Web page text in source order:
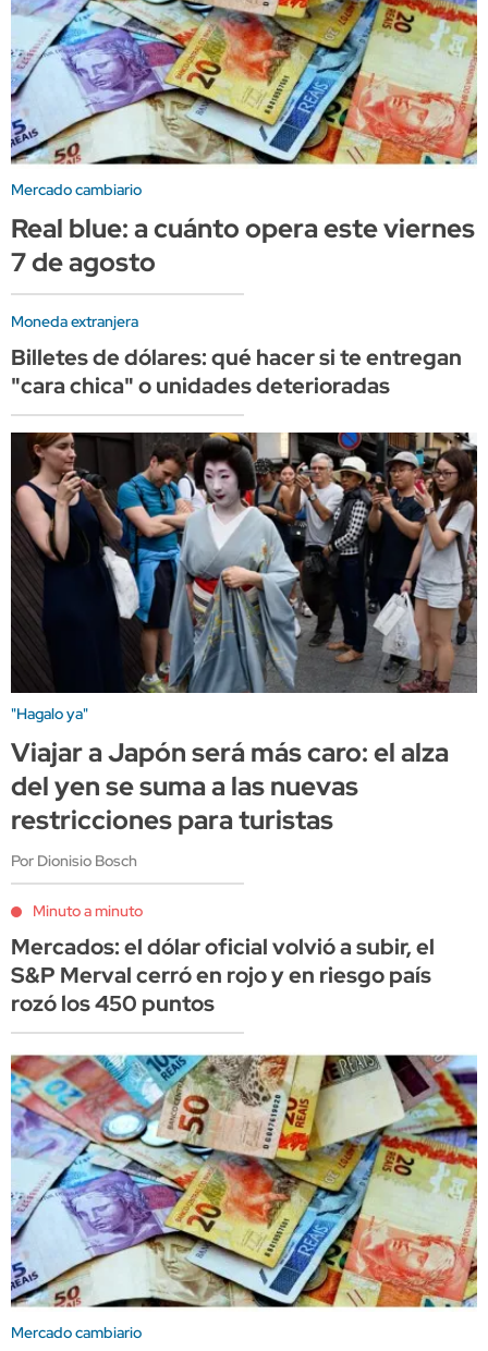
Mercado cambiario
Real blue: a cuánto opera este viernes
7 de agosto
Moneda extranjera
Billetes de dólares: qué hacer si te entregan
"cara chica" o unidades deterioradas
"Hagalo ya"
Viajar a Japón será más caro: el alza
del yen se suma a las nuevas
restricciones para turistas
Por Dionisio Bosch
Minuto a minuto
Mercados: el dólar oficial volvió a subir, el
S&P Merval cerró en rojo y en riesgo país
rozó los 450 puntos
Mercado cambiario